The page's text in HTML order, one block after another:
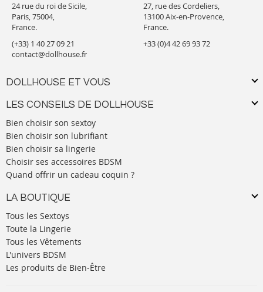
24 rue du roi de Sicile,
Paris, 75004,
France.
(+33) 1 40 27 09 21
contact@dollhouse.fr
DOLLHOUSE ET VOUS
LES CONSEILS DE DOLLHOUSE
Bien choisir son sextoy
Bien choisir son lubrifiant
Bien choisir sa lingerie
Choisir ses accessoires BDSM
Quand offrir un cadeau coquin ?
LA BOUTIQUE
Tous les Sextoys
Toute la Lingerie
Tous les Vêtements
L'univers BDSM
Les produits de Bien-Être
27, rue des Cordeliers,
13100 Aix-en-Provence,
France.
+33 (0)4 42 69 93 72